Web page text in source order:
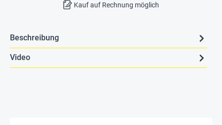
Kauf auf Rechnung möglich
Beschreibung
Video